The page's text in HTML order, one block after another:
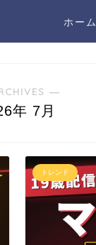
ホーム
―
年 7月
トレンド